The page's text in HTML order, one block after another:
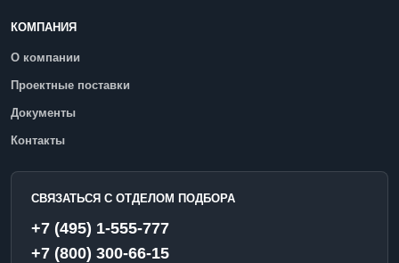
КОМПАНИЯ
О компании
Проектные поставки
Документы
Контакты
СВЯЗАТЬСЯ С ОТДЕЛОМ ПОДБОРА
+7 (495) 1-555-777
+7 (800) 300-66-15